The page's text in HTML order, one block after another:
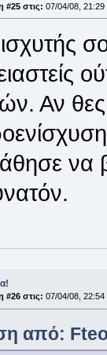
#25 στις: 07/04/08, 21:29
Αν θες
να
#26 στις: 07/04/08, 22:54
από: Fteo